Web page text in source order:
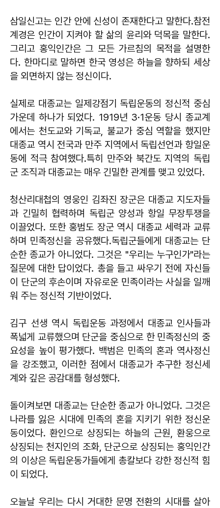
삼일신고는 인간 안에 신성이 존재한다고 말한다.참전
계경은 인간이 지켜야 할 삶의 윤리와 덕목을 말한다.
그리고 홍익인간은 그 모든 가르침의 목적을 설명한
다. 한마디로 말하면 한국 영성은 하늘을 향하되 세상
을 외면하지 않는 정신이다.
실제로 대종교는 일제강점기 독립운동의 정신적 중심
가운데 하나가 되었다. 1919년 3·1운동 당시 종교계
에서는 천도교와 기독교, 불교가 중심 역할을 했지만
대종교 역시 전국과 만주 지역에서 독립선언과 항일운
동에 적극 참여했다.특히 만주와 북간도 지역의 독립
군 조직과 대종교는 매우 긴밀한 관계를 맺고 있었다.
청산리대첩의 영웅인 김좌진 장군은 대종교 지도자들
과 긴밀히 협력하며 독립군 양성과 항일 무장투쟁을
이끌었다. 또한 홍범도 장군 역시 대종교 세력과 교류
하며 민족정신을 공유했다.독립군들에게 대종교는 단
순한 종교가 아니었다. 그것은 "우리는 누구인가"라는
질문에 대한 답이었다. 총을 들고 싸우기 전에 자신들
이 단군의 후손이며 자유로운 민족이라는 사실을 일깨
워 주는 정신적 기반이었다.
김구 선생 역시 독립운동 과정에서 대종교 인사들과
폭넓게 교류했으며 단군을 중심으로 한 민족정신의 중
요성을 높이 평가했다. 백범은 민족의 혼과 역사정신
을 강조했고, 이러한 점에서 대종교가 추구한 정신세
계와 깊은 공감대를 형성했다.
돌이켜보면 대종교는 단순한 종교가 아니었다. 그것은
나라를 잃은 시대에 민족의 혼을 지키기 위한 정신운
동이었다. 환인으로 상징되는 하늘의 근원, 환웅으로
상징되는 천지인의 조화, 단군으로 상징되는 홍익인간
의 이상은 독립운동가들에게 총칼보다 강한 정신적 힘
이 되었다.
오늘날 우리는 다시 거대한 문명 전환의 시대를 살아